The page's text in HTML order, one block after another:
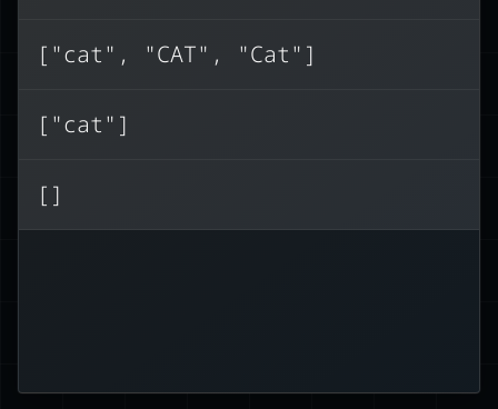
["cat", "CAT", "Cat"]
["cat"]
[]
查找所有匹配
配。